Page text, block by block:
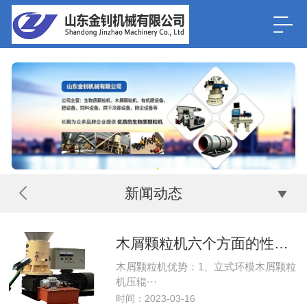
新闻动态
木屑颗粒机六个方面的性能优势
木屑颗粒机优势：1、立式环模木屑颗粒
机压辊···
时间：2023-03-16